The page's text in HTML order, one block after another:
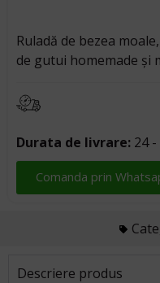
Ruladă de bezea
de gutui homemade și
Durata de livrare: 24
Comanda prin
Descriere produs